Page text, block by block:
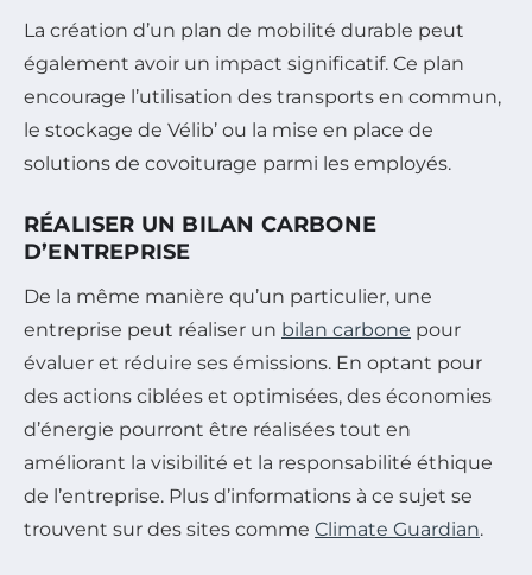
La création d’un plan de mobilité durable peut
également avoir un impact significatif. Ce plan
encourage l’utilisation des transports en commun,
le stockage de Vélib’ ou la mise en place de
solutions de covoiturage parmi les employés.
RÉALISER UN BILAN CARBONE
D’ENTREPRISE
De la même manière qu’un particulier, une
entreprise peut réaliser un bilan carbone pour
évaluer et réduire ses émissions. En optant pour
des actions ciblées et optimisées, des économies
d’énergie pourront être réalisées tout en
améliorant la visibilité et la responsabilité éthique
de l’entreprise. Plus d’informations à ce sujet se
trouvent sur des sites comme Climate Guardian.